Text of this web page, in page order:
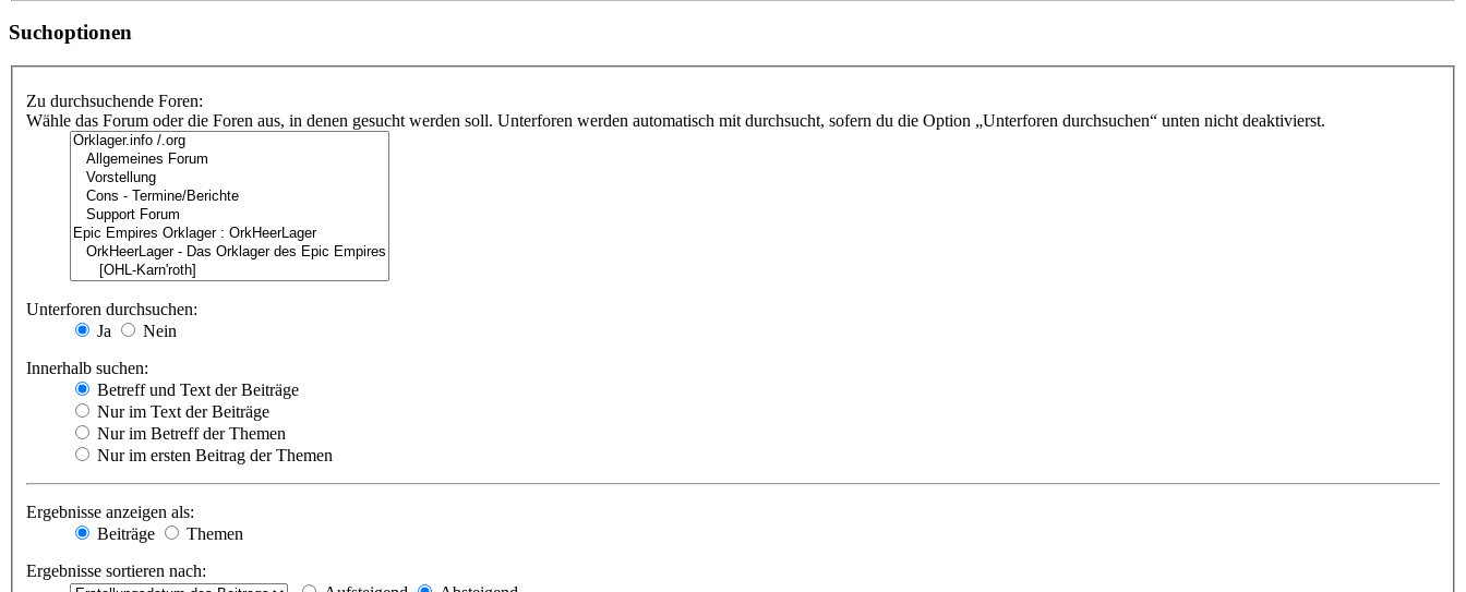
Suchoptionen
Zu durchsuchende Foren:
Wähle das Forum oder die Foren aus, in denen gesucht werden soll. Unterforen werden automatisch mit durchsucht, sofern du die Option „Unterforen durchsuchen“ unten nicht deaktivierst.
Unterforen durchsuchen:
Ja
Nein
Innerhalb suchen:
Betreff und Text der Beiträge
Nur im Text der Beiträge
Nur im Betreff der Themen
Nur im ersten Beitrag der Themen
Ergebnisse anzeigen als:
Beiträge
Themen
Ergebnisse sortieren nach: